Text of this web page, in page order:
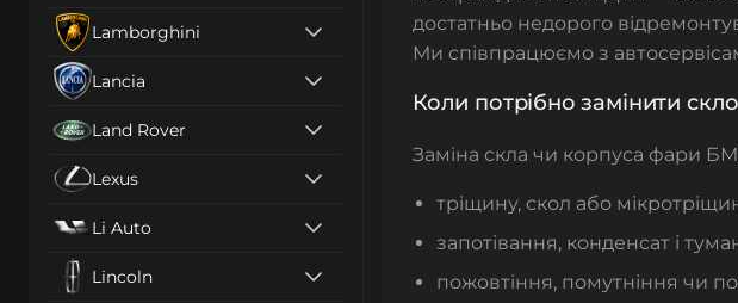
Lamborghini
Lancia
Land Rover
Lexus
Li Auto
Lincoln
достатньо недорого
Ми співпрацюємо з
Коли потрібно замінити
Заміна скла чи корпуса фари
тріщину, скол або
запотівання, конденсат і
пожовтіння, помутніння чи